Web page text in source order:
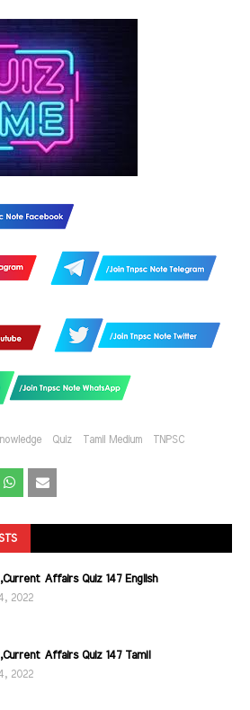
Quiz Tamil Medium TNPSC
,Current Affairs Quiz 147 English
2022
,Current Affairs Quiz 147 Tamil
2022